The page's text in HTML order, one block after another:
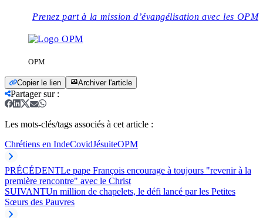
Prenez part à la mission d’évangélisation avec les OPM
OPM
Copier le lien Archiver l'article
Partager sur:
Les mots-clés/tags associés à cet article :
Chrétiens en IndeCovidJésuiteOPM
PRÉCÉDENTLe pape François encourage à toujours "revenir à la
première rencontre" avec le Christ
SUIVANTUn million de chapelets, le défi lancé par les Petites
Sœurs des Pauvres